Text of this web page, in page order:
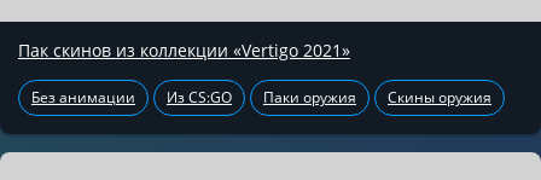
Пак скинов из коллекции «Vertigo 2021»
Без анимации Из CS:GO Паки оружия Скины оружия